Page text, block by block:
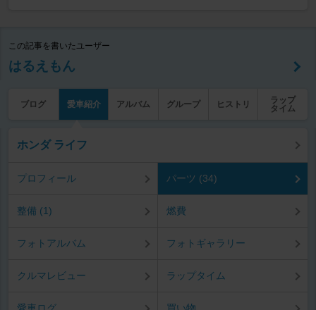
この記事を書いたユーザー
はるえもん
ブログ 愛車紹介 アルバム グループ ヒストリ
ラップ
タイム
ホンダ ライフ
プロフィール パーツ (34)
整備 (1) 燃費
フォトアルバム フォトギャラリー
クルマレビュー ラップタイム